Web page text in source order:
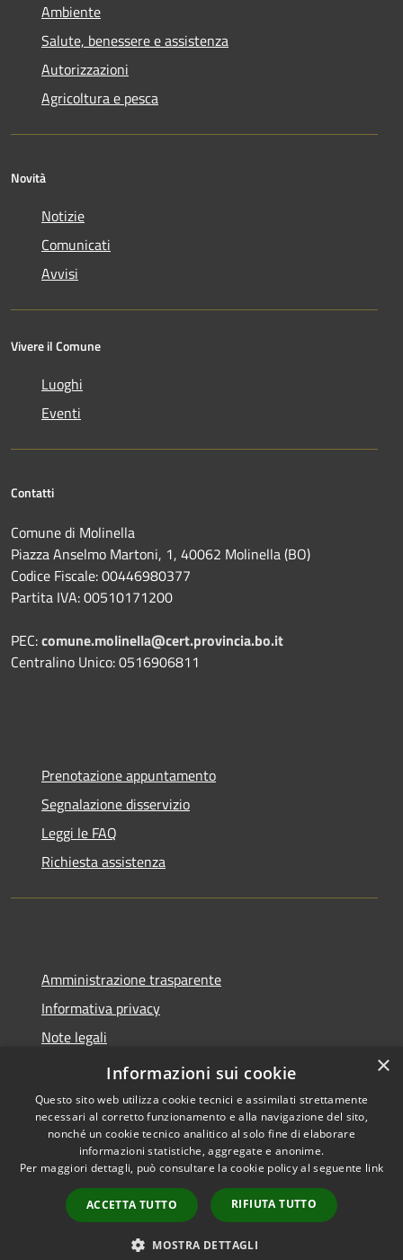
Ambiente
Salute, benessere e assistenza
Autorizzazioni
Agricoltura e pesca
Novità
Notizie
Comunicati
Avvisi
Vivere il Comune
Luoghi
Eventi
Contatti
Comune di Molinella
Piazza Anselmo Martoni, 1, 40062 Molinella (BO)
Codice Fiscale: 00446980377
Partita IVA: 00510171200
PEC:comune.molinella@cert.provincia.bo.it
Centralino Unico: 0516906811
Prenotazione appuntamento
Segnalazione disservizio
Leggi le FAQ
Richiesta assistenza
Amministrazione trasparente
Informativa privacy
Note legali
Dichiarazione di accessibilità
Accessibilità
Copyright © 2026 • Comune di
Molinella • Powered by
Municipium•
Accesso
redazione
×
Informazioni sui cookie
Questo sito web utilizza cookie tecnici e assimilati strettamente
necessari al corretto funzionamento e alla navigazione del sito,
nonché un cookie tecnico analitico al solo fine di elaborare
informazioni statistiche, aggregate e anonime.
Per maggiori dettagli, può consultare la cookie policy al seguente link
ACCETTA TUTTO RIFIUTA TUTTO
MOSTRA DETTAGLI